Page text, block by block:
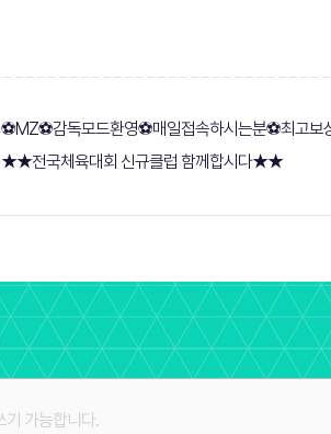
⚽MZ⚽감독모드환영⚽매일접속하시는분⚽최고보
★★전국체육대회 신규클럽 함께합시다★★